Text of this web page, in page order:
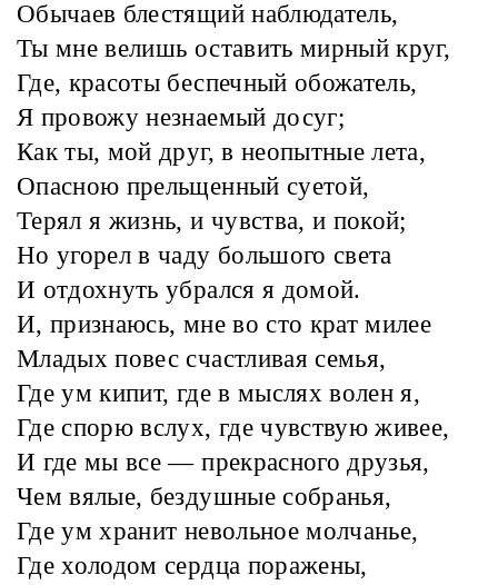
Обычаев блестящий наблюдатель,
Ты мне велишь оставить мирный круг,
Где, красоты беспечный обожатель,
Я провожу незнаемый досуг;
Как ты, мой друг, в неопытные лета,
Опасною прельщенный суетой,
Терял я жизнь, и чувства, и покой;
Но угорел в чаду большого света
И отдохнуть убрался я домой.
И, признаюсь, мне во сто крат милее
Младых повес счастливая семья,
Где ум кипит, где в мыслях волен я,
Где спорю вслух, где чувствую живее,
И где мы все — прекрасного друзья,
Чем вялые, бездушные собранья,
Где ум хранит невольное молчанье,
Где холодом сердца поражены,